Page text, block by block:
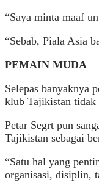
“Saya minta maaf
“Sebab, Piala Asia
PEMAIN MUDA
Selepas banyaknya
klub Tajikistan tidak
Petar Segrt pun
Tajikistan sebagai
“Satu hal yang
organisasi, disiplin,